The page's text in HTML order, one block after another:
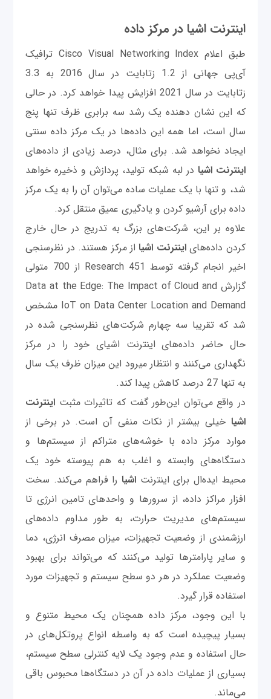
اینترنت اشیا در مركز داده
طبق اعلام Cisco Visual Networking Index ترافیک
آی‌پی جهانی از 1.2 زتابایت در سال 2016 به 3.3
زتابایت در سال 2021 افزایش پیدا خواهد کرد. در حالی
که این نشان دهنده یک رشد سه برابری ظرف تنها پنج
سال است، اما همه این داده‌ها در یک مرکز داده سنتی
ایجاد نخواهد شد. برای مثال، درصد زیادی از داده‌های
اینترنت اشیا در لبه شبکه تولید، پردازش و ذخیره خواهد
شد، و تنها با یک عملیات ساده می‌توان آن را به یک مرکز
داده برای آرشیو کردن و یادگیری عمیق منتقل کرد.
علاوه بر این، شرکت‌های بزرگ به تدریج در حال خارج
كردن داده‌هایاینترنت اشیا از مرکز هستند. در نظرسنجی
اخیر انجام گرفته توسط 451 Research از 700 متولی
گزارش Data at the Edge: The Impact of Cloud and
IoT on Data Center Location and Demand مشخص
شد که تقریبا سه چهارم شرکت‌های نظرسنجی شده در
حال حاضر داده‌های اینترنت اشیای خود را در مرکز
نگهداری می‌کنند و انتظار ميرود این میزان ظرف یک سال
به تنها 27 درصد کاهش پیدا کند.
در واقع می‌توان این‌طور گفت که تاثیرات مثبت اینترنت
اشیا خیلی بیشتر از نکات منفی آن است. در برخی از
موارد مرکز داده با خوشه‌های متراکم از سیستم‌ها و
دستگاه‌های وابسته و اغلب به هم پیوسته خود یک
محیط ایده‌ال برای اینترنت اشیا را فراهم می‌کند. سخت
افزار مراکز داده، از سرورها و واحدهای تامین انرژی تا
سیستم‌های مدیریت حرارت، به طور مداوم داده‌های
ارزشمندی از وضعیت تجهيزات، میزان مصرف انرژی، دما
و سایر پارامترها تولید می‌کنند که می‌تواند برای بهبود
وضعیت عملکرد در هر دو سطح سیستم و تجهيزات مورد
استفاده قرار گیرد.
با این وجود، مرکز داده همچنان یک محیط متنوع و
بسیار پیچیده است که به واسطه انواع پروتکل‌های در
حال استفاده و عدم وجود یک لایه کنترلی سطح سیستم،
بسیاری از عملیات داده در آن در دستگاه‌ها محبوس باقی
می‌ماند.